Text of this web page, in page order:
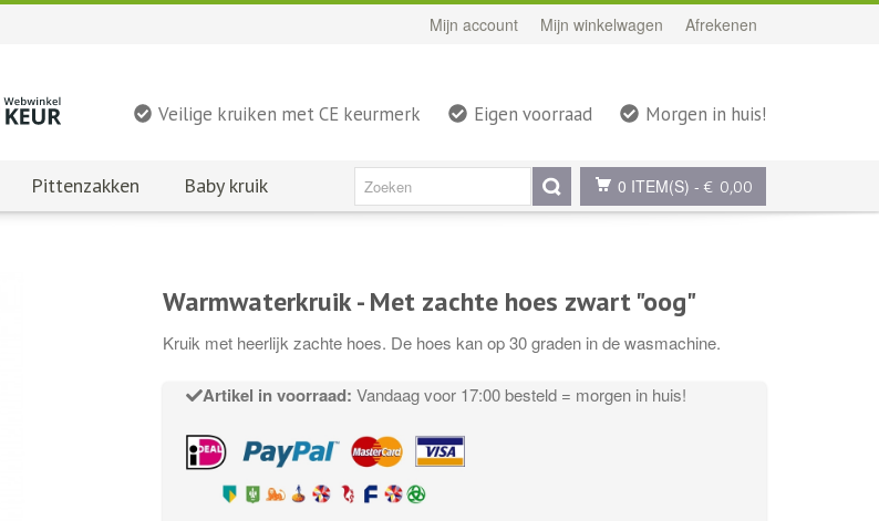
Mijn account Mijn winkelwagen Afrekenen
Veilige kruiken met CE keurmerk Eigen voorraad Morgen in huis!
Pittenzakken Baby kruik 0 ITEM(S) - € 0,00
Warmwaterkruik - Met zachte hoes zwart "oog"
Kruik met heerlijk zachte hoes. De hoes kan op 30 graden in de wasmachine.
Artikel in voorraad: Vandaag voor 17:00 besteld = morgen in huis!